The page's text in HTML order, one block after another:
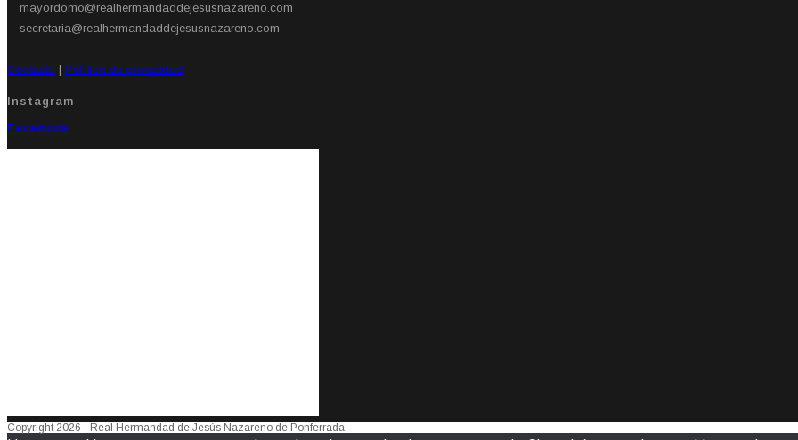
mayordomo@realhermandaddejesusnazareno.com
secretaria@realhermandaddejesusnazareno.com
Contacto | Política de privacidad
Instagram
Facebook
Copyright 2026 - Real Hermandad de Jesús Nazareno de Ponferrada